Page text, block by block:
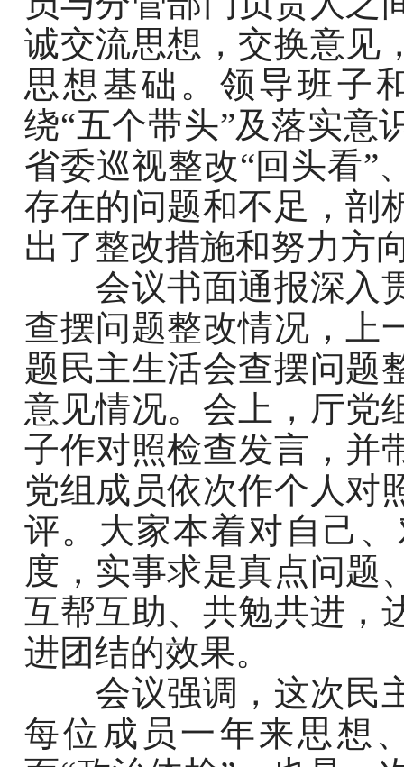
诚交流思想，交换意见
思想基础。领导班子
绕“五个带头”及落实意
省委巡视整改“回头看”
存在的问题和不足，剖
出了整改措施和努力方
会议书面通报深入贯
查摆问题整改情况，上
题民主生活会查摆问题
意见情况。会上，厅党
子作对照检查发言，并
党组成员依次作个人对
评。大家本着对自己
度，实事求是真点问题
互帮互助、共勉共进，
进团结的效果。
会议强调，这次民主
每位成员一年来思想